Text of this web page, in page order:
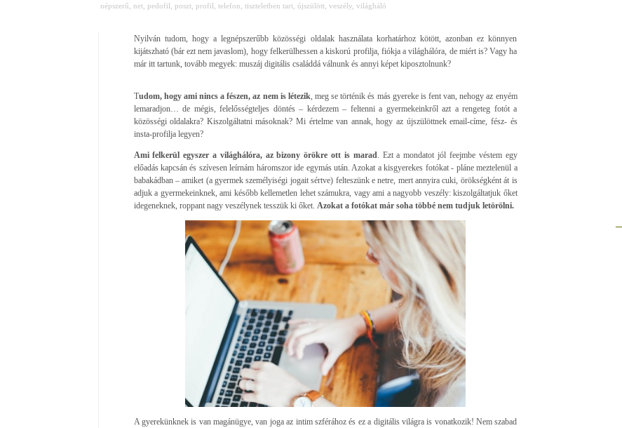
népszerű
net, pedofil poszt, profil telefon tiszteletben tart, újszülött, veszély, világháló
Nyilván tudom, hogy a legnépszerűbb közösségi oldalak használata korhatárhoz kötött, azonban ez könnyen
kijátszható (bár ezt nem javaslom), hogy felkerülhessen a kiskorú profilja, fiókja a világhálóra, de miért is? Vagy ha
már itt tartunk, tovább megyek: muszáj digitális családdá válnunk és annyi képet kiposztolnunk?
Tudom, hogy ami nincs a fészen, az nem is létezik , meg se történik és más gyereke is fent van, nehogy az enyém
lemaradjon… de mégis, felelősségteljes döntés – kérdezem – feltenni a gyermekeinkről azt a rengeteg fotót a
közösségi oldalakra? Kiszolgáltatni másoknak? Mi értelme van annak, hogy az újszülöttnek email-címe, fész- és
insta-profilja legyen?
Ami felkerül egyszer a világhálóra, az bizony örökre ott is marad . Ezt a mondatot jól feejmbe véstem egy
előadás kapcsán és szívesen leírnám háromszor ide egymás után. Azokat a kisgyerekes fotókat - pláne meztelenül a
babakádban – amiket (a gyermek személyiségi jogait sértve) felteszünk e netre, mert annyira cuki, örökségként át is
adjuk a gyermekeinknek, ami később kellemetlen lehet számukra, vagy ami a nagyobb veszély: kiszolgáltatjuk őket
idegeneknek, roppant nagy veszélynek tesszük ki őket. Azokat a fotókat már soha többé nem tudjuk letörölni.
A gyerekünknek is van magánügye, van joga az intim szférához és ez a digitális világra is vonatkozik! Nem szabad